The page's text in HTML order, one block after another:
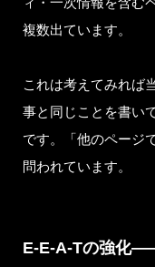
複数出ています。
これは考えてみれば
事と同じことを書い
です。「他のページ
問われています。
E-E-A-Tの強化